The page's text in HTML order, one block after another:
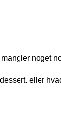
noget
eller